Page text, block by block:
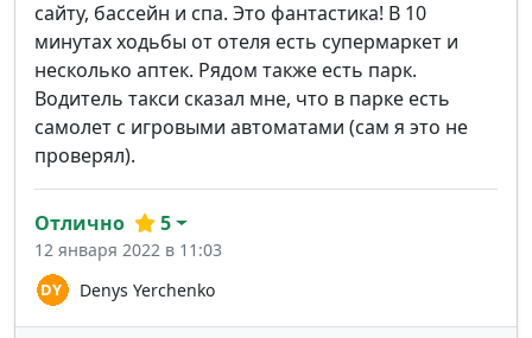
сайту, бассейн и спа. Это фантастика! В 10
минутах ходьбы от отеля есть супермаркет и
несколько аптек. Рядом также есть парк.
Водитель такси сказал мне, что в парке есть
самолет с игровыми автоматами (сам я это не
проверял).
Denys Yerchenko
Отлично 5
12 января 2022 в 11:03